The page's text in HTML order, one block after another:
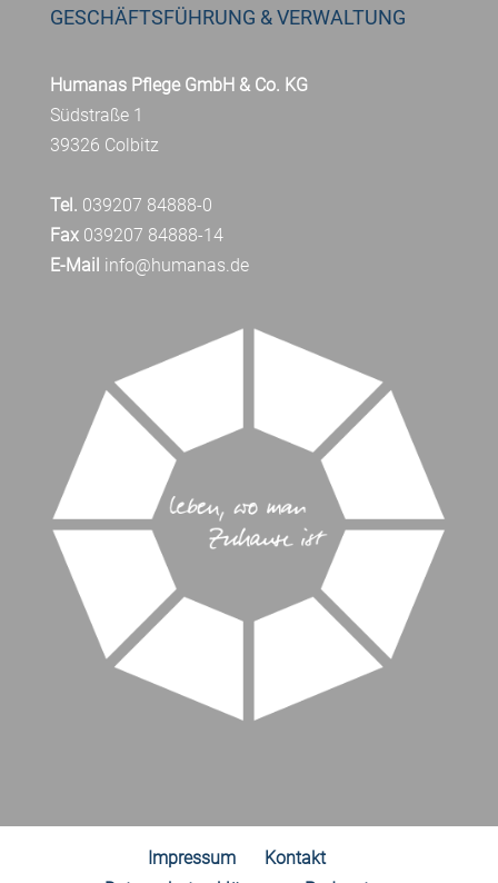
GESCHÄFTSFÜHRUNG & VERWALTUNG
Humanas Pflege GmbH & Co. KG
Südstraße 1
39326 Colbitz
Tel. 039207 84888-0
Fax039207 84888-14
E-Mail info@humanas.de
Impressum
Kontakt